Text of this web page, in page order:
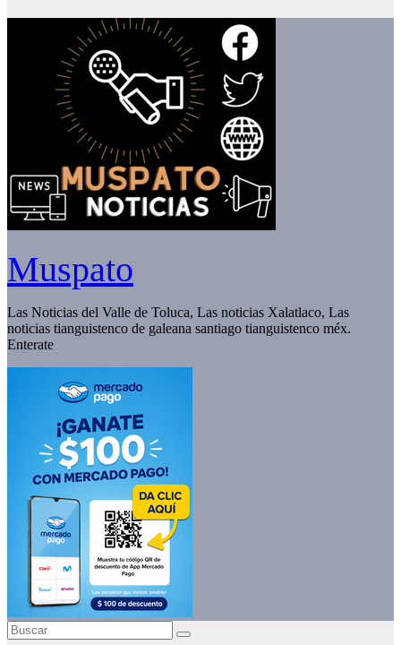
Muspato
Las Noticias del Valle de Toluca, Las noticias Xalatlaco, Las
noticias tianguistenco de galeana santiago tianguistenco méx.
Enterate